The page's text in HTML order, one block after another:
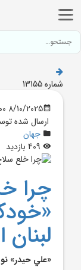
شماره 13155
8/10/2025 12:00:00 AM
ارسال شده
جهان
چرا
«علي حيدر»